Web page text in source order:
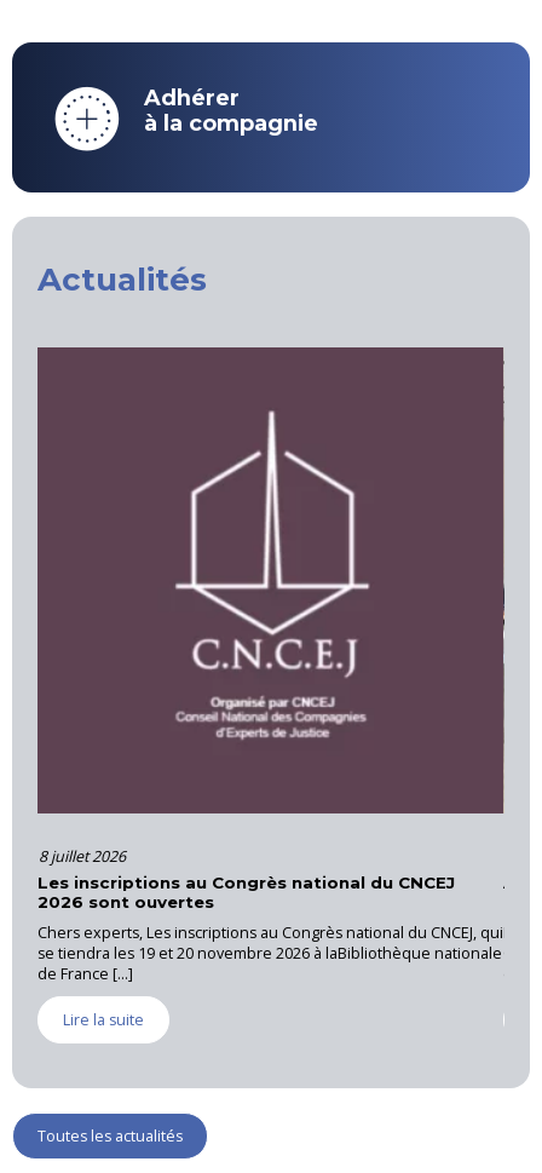
Adhérer
à la compagnie
Actualités
8 juillet 2026
Les inscriptions au Congrès national du CNCEJ
2026 sont ouvertes
Chers experts, Les inscriptions au Congrès national du CNCEJ, qui
se tiendra les 19 et 20 novembre 2026 à laBibliothèque nationale
de France [...]
Lire la suite
La
Toutes les actualités